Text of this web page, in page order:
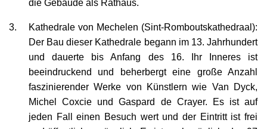
Der Bau dieser Kathedrale begann im 13. Jahrhundert
und dauerte bis Anfang des 16. Ihr Inneres ist
beeindruckend und beherbergt eine große Anzahl
faszinierender Werke von Künstlern wie Van Dyck,
Michel Coxcie und Gaspard de Crayer. Es ist auf
jeden Fall einen Besuch wert und der Eintritt ist frei
und öffentlich zugänglich. Es ist auch möglich, den 97